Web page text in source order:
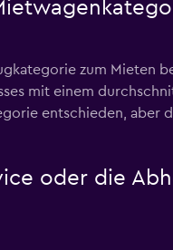
zum Mieten
mit einem
entschieden, aber
oder die